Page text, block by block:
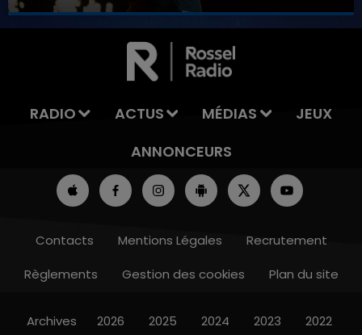
LA TEAM DE L'ÉTÉ
RADIO ACTUS MÉDIAS
JEUX
ANNONCEURS
Contacts Mentions Légales
Recrutement
Règlements
Gestion des cookies Plan du site
Archives 2026 2025 2024 2023 2022